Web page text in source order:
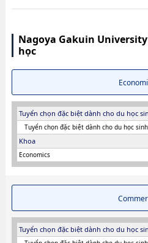
Nagoya Gakuin
học
Tuyển chọn đặc biệt dành cho du học
Tuyển chọn đặc biệt dành cho du học sinh
Khoa
Economics
Tuyển chọn đặc biệt dành cho du học